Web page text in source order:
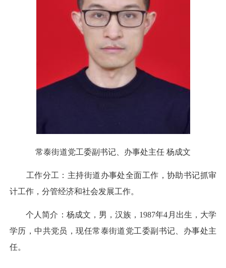
常泰街道党工委副书记、办事处主任 杨成文
工作分工：主持街道办事处全面工作，协助书记抓审
计工作，分管经济和社会发展工作。
个人简介：杨成文，男，汉族，1987年4月出生，大学
学历，中共党员，现任常泰街道党工委副书记、办事处主
任。